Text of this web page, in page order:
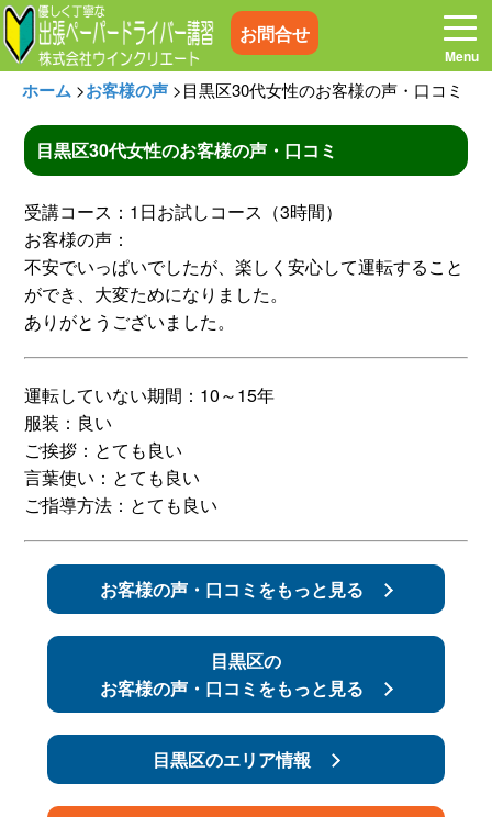
お問合せ
ホーム お電話はこちら
プログラム 講習料金
お客様の声
よくある質問
出張地域
スタッフ紹介 申し込みフロー
簡易補助ブレーキと
キャンペーン
新着情報 会社概要
ホーム >お客様の声 >目黒区30代女性のお客様の声・口コミ
目黒区30代女性のお客様の声・口コミ
受講コース：1日お試しコース（3時間）
お客様の声：
不安でいっぱいでしたが、楽しく安心して運転すること
ができ、大変ためになりました。
ありがとうございました。
運転していない期間：10～15年
服装：良い
ご挨拶：とても良い
言葉使い：とても良い
ご指導方法：とても良い
お客様の声・口コミをもっと見る
目黒区の
お客様の声・口コミをもっと見る
目黒区のエリア情報